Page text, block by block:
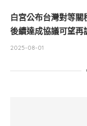
白宮公布台灣對等
後續達成協議可望再
2025-08-01